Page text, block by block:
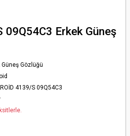
Erkek Güneş
Güneş Gözlüğü
4139/S 09Q54C3